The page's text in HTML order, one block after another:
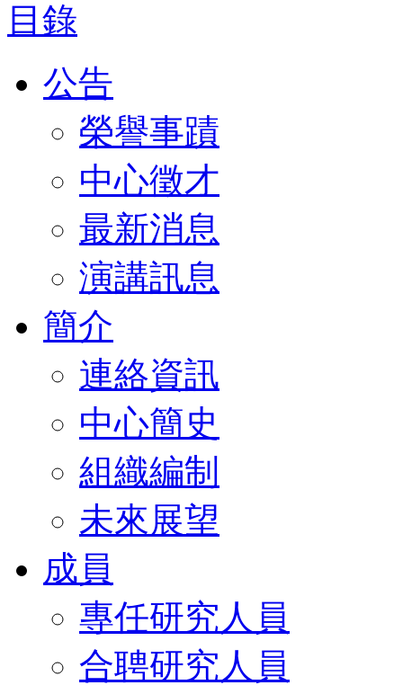
目錄
公告
榮譽事蹟
中心徵才
最新消息
演講訊息
簡介
連絡資訊
中心簡史
組織編制
未來展望
成員
專任研究人員
合聘研究人員